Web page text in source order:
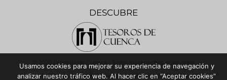
DESCUBRE
© 2026 Diócesis de Cuenca - Todos los derechos reservados
Política de Privacidad / Aviso LegalPolítica de Cookies
Usamos cookies para mejorar su experiencia de navegación y
analizar nuestro tráfico web. Al hacer clic en “Aceptar cookies”